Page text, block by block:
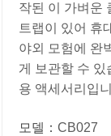
작된 이 가벼운
트랩이 있어 휴
야외 모험에 완
게 보관할 수 있
용 액세서리입
모델：CB027